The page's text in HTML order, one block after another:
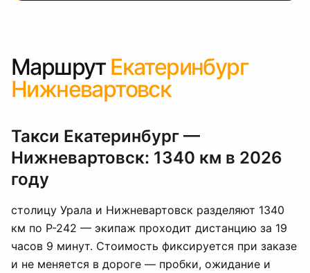
Маршрут Екатеринбург
Нижневартовск
Такси Екатеринбург —
Нижневартовск: 1340 км в 2026
году
столицу Урала и Нижневартовск разделяют 1340
км по Р-242 — экипаж проходит дистанцию за 19
часов 9 минут. Стоимость фиксируется при заказе
и не меняется в дороге — пробки, ожидание и